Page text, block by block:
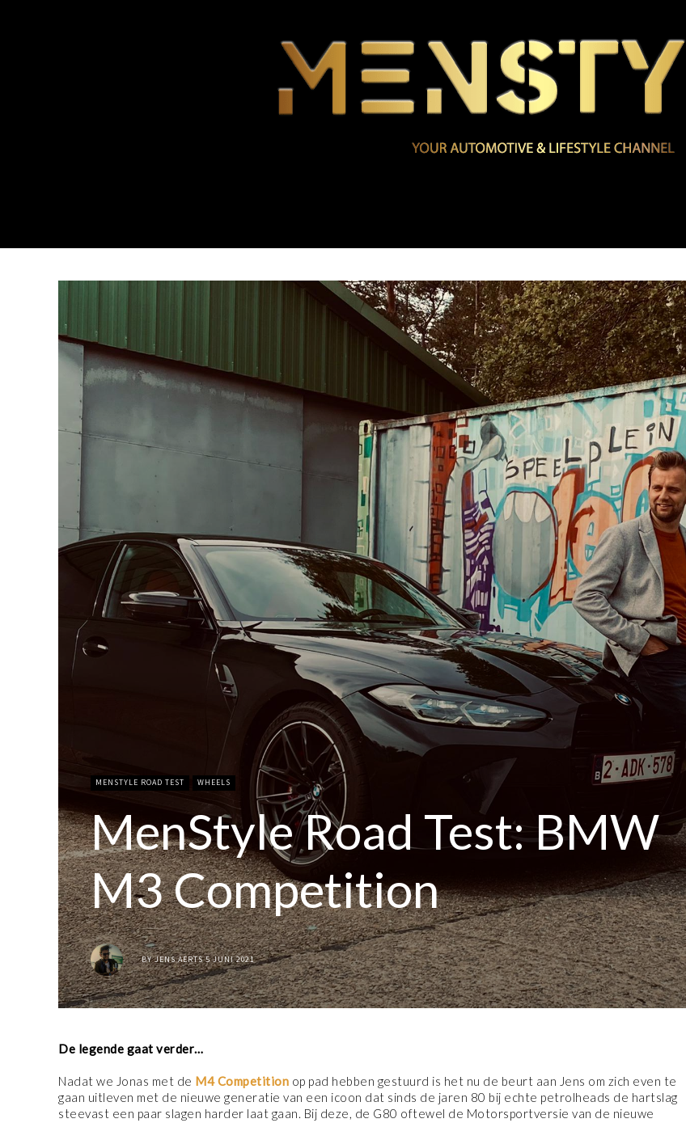
MENSTYLE ROAD TEST WHEELS
MenStyle Road Test: BMW
M3 Competition
BY JENS AERTS 5 JUNI 2021
De legende gaat verder…
Nadat we Jonas met de M4 Competition op pad hebben gestuurd is het nu de beurt aan Jens om zich even te
gaan uitleven met de nieuwe generatie van een icoon dat sinds de jaren 80 bij echte petrolheads de hartslag
steevast een paar slagen harder laat gaan. Bij deze, de G80 oftewel de Motorsportversie van de nieuwe